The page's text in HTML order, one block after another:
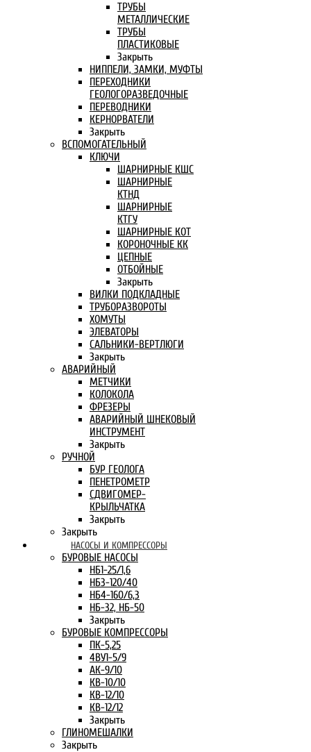
ТРУБЫ
МЕТАЛЛИЧЕСКИЕ
ТРУБЫ
ПЛАСТИКОВЫЕ
Закрыть
НИППЕЛИ, ЗАМКИ, МУФТЫ
ПЕРЕХОДНИКИ
ГЕОЛОГОРАЗВЕДОЧНЫЕ
ПЕРЕВОДНИКИ
КЕРНОРВАТЕЛИ
Закрыть
ВСПОМОГАТЕЛЬНЫЙ
КЛЮЧИ
ШАРНИРНЫЕ КШС
ШАРНИРНЫЕ
КТНД
ШАРНИРНЫЕ
КТГУ
ШАРНИРНЫЕ КОТ
КОРОНОЧНЫЕ КК
ЦЕПНЫЕ
ОТБОЙНЫЕ
Закрыть
ВИЛКИ ПОДКЛАДНЫЕ
ТРУБОРАЗВОРОТЫ
ХОМУТЫ
ЭЛЕВАТОРЫ
САЛЬНИКИ-ВЕРТЛЮГИ
Закрыть
АВАРИЙНЫЙ
МЕТЧИКИ
КОЛОКОЛА
ФРЕЗЕРЫ
АВАРИЙНЫЙ ШНЕКОВЫЙ
ИНСТРУМЕНТ
Закрыть
РУЧНОЙ
БУР ГЕОЛОГА
ПЕНЕТРОМЕТР
СДВИГОМЕР-
КРЫЛЬЧАТКА
Закрыть
Закрыть
НАСОСЫ И КОМПРЕССОРЫ
БУРОВЫЕ НАСОСЫ
НБ1-25/1,6
НБ3-120/40
НБ4-160/6,3
НБ-32, НБ-50
Закрыть
БУРОВЫЕ КОМПРЕССОРЫ
ПК-5,25
4ВУ1-5/9
АК-9/10
КВ-10/10
КВ-12/10
КВ-12/12
Закрыть
ГЛИНОМЕШАЛКИ
Закрыть